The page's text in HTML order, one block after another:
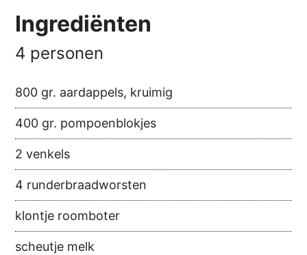
Ingrediënten
4 personen
800 gr. aardappels, kruimig
400 gr. pompoenblokjes
2 venkels
4 runderbraadworsten
klontje roomboter
scheutje melk